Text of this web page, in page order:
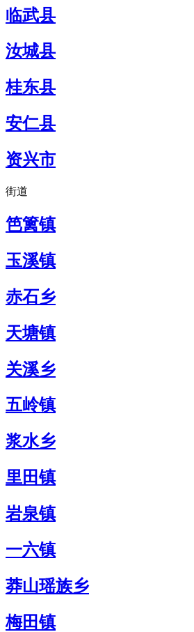
临武县
汝城县
桂东县
安仁县
资兴市
街道
笆篱镇
玉溪镇
赤石乡
天塘镇
关溪乡
五岭镇
浆水乡
里田镇
岩泉镇
一六镇
莽山瑶族乡
梅田镇